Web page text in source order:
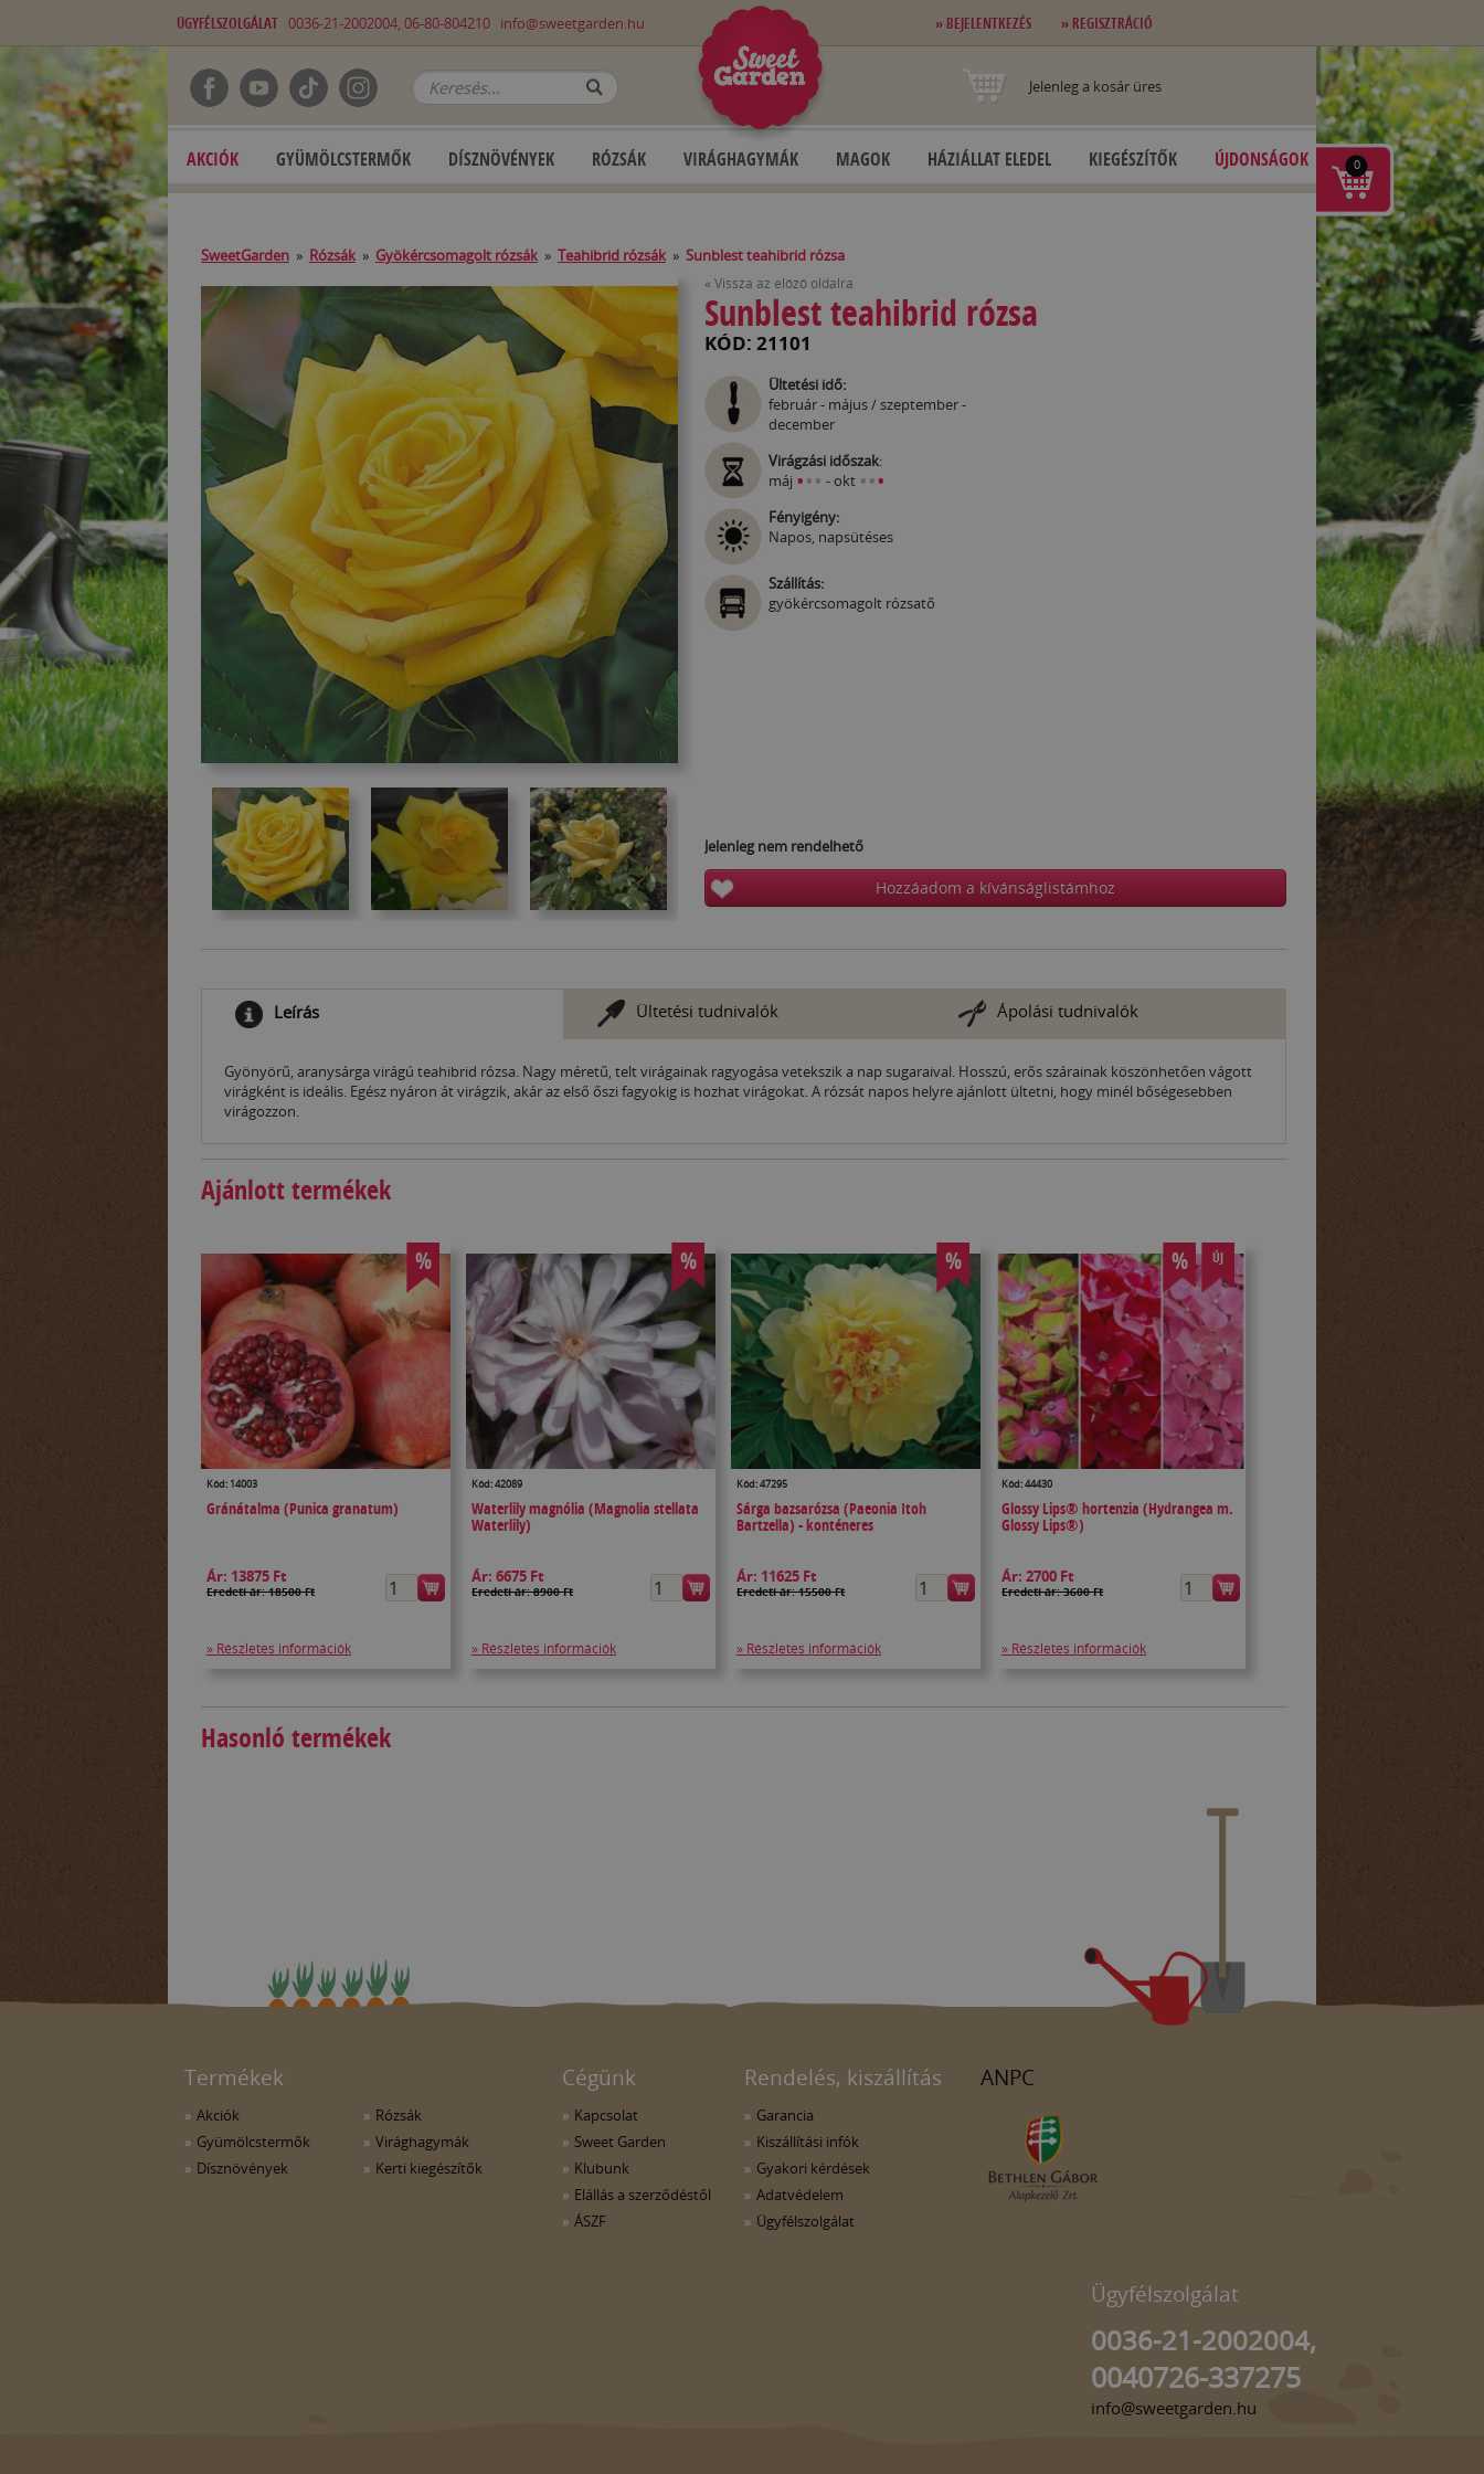
ÜGYFÉLSZOLGÁLAT 0036-21-2002004, 06-80-804210 info@sweetgarden.hu » BEJELENTKEZÉS » REGISZTRÁCIÓ
Jelenleg a kosár üres
AKCIÓK GYÜMÖLCSTERMŐK DÍSZNÖVÉNYEK RÓZSÁK VIRÁGHAGYMÁK MAGOK HÁZIÁLLAT ELEDEL KIEGÉSZÍTŐK ÚJDONSÁGOK
SweetGarden » Rózsák » Gyökércsomagolt rózsák » Teahibrid rózsák » Sunblest teahibrid rózsa
« Vissza az előző oldalra
Sunblest teahibrid rózsa
KÓD: 21101
Ültetési idő:
február - május / szeptember -
december
Virágzási időszak:
máj ••• - okt •••
Fényigény:
Napos, napsütéses
Szállítás:
gyökércsomagolt rózsatő
Jelenleg nem rendelhető
Hozzáadom a kívánságlistámhoz
Leírás Ültetési tudnivalók Ápolási tudnivalók
Gyönyörű, aranysárga virágú teahibrid rózsa. Nagy méretű, telt virágainak ragyogása vetekszik a nap sugaraival. Hosszú, erős szárainak köszönhetően vágott
virágként is ideális. Egész nyáron át virágzik, akár az első őszi fagyokig is hozhat virágokat. A rózsát napos helyre ajánlott ültetni, hogy minél bőségesebben
virágozzon.
Ajánlott termékek
%
Kód: 14003
Gránátalma (Punica granatum)
Ár: 13875 Ft
Eredeti ár: 18500 Ft
» Részletes információk
%
Kód: 42089
Waterlily magnólia (Magnolia stellata
Waterlily)
Ár:6675 Ft
Eredeti ár: 8900 Ft
» Részletes információk
%
Kód: 47295
Sárga bazsarózsa (Paeonia Itoh
Bartzella) - konténeres
Ár: 11625 Ft
Eredeti ár: 15500 Ft
» Részletes információk
% ÚJ
Kód: 44430
Glossy Lips® hortenzia (Hydrangea m.
Glossy Lips®)
Ár:2700 Ft
Eredeti ár: 3600 Ft
» Részletes információk
Hasonló termékek
Termékek
Akciók
Gyümölcstermők
Dísznövények
Rózsák
Virághagymák
Kerti kiegészítők
Cégünk
Kapcsolat
Sweet Garden
Klubunk
Elállás a szerződéstől
ÁSZF
Rendelés, kiszállítás
Garancia
Kiszállítási infók
Gyakori kérdések
Adatvédelem
Ügyfélszolgálat
ANPC
Ügyfélszolgálat
0036-21-2002004,
0040726-337275
info@sweetgarden.hu
0